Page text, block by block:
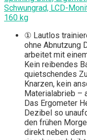
Schwungrad, LCD-
160 kg
① Lautlos
ohne Abnutzung
arbeitet mit
Kein reibendes
quietschendes
Knarzen, kein
Materialabrieb –
Das Ergometer
Dezibel so
den frühen
direkt neben